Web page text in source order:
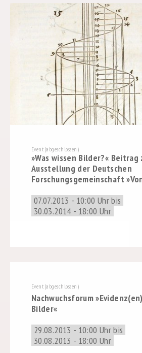
Event (abgeschlossen)
»Was wissen Bilder?« Beitrag
Ausstellung der Deutschen
Forschungsgemeinschaft
07.07.2013 - 10:00 Uhr bis
30.03.2014 - 18:00 Uhr
Event (abgeschlossen)
Nachwuchsforum
Bilder«
29.08.2013 - 10:00 Uhr bis
30.08.2013 - 18:00 Uhr